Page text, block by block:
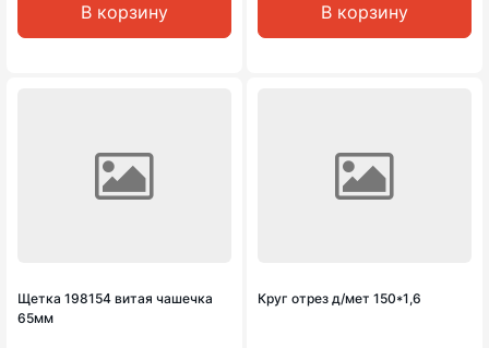
В корзину В корзину
Щетка 198154 витая чашечка
65мм
Круг отрез д/мет 150*1,6